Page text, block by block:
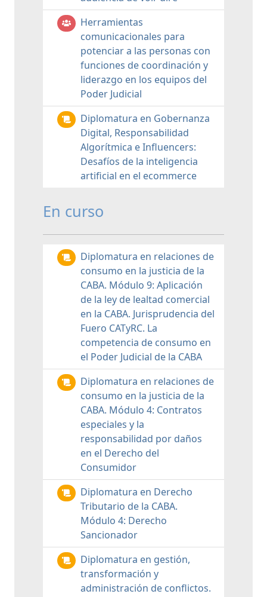
Herramientas
comunicacionales para
potenciar a las personas con
funciones de coordinación y
liderazgo en los equipos del
Poder Judicial
Diplomatura en Gobernanza
Digital, Responsabilidad
Algorítmica e Influencers:
Desafíos de la inteligencia
artificial en el ecommerce
En curso
Diplomatura en relaciones de
consumo en la justicia de la
CABA. Módulo 9: Aplicación
de la ley de lealtad comercial
en la CABA. Jurisprudencia del
Fuero CATyRC. La
competencia de consumo en
el Poder Judicial de la CABA
Diplomatura en relaciones de
consumo en la justicia de la
CABA. Módulo 4: Contratos
especiales y la
responsabilidad por daños
en el Derecho del
Consumidor
Diplomatura en Derecho
Tributario de la CABA.
Módulo 4: Derecho
Sancionador
Diplomatura en gestión,
transformación y
administración de conflictos.